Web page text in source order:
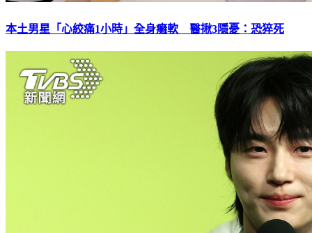
本土男星「心絞痛1小時」全身癱軟 醫揪3隱憂：恐猝死